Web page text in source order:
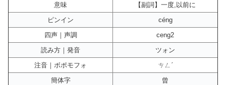
意味
【副詞】一度,以前に
ピンイン
céng
四声｜声調
ceng2
読み方｜発音
ツォン
注音｜ボポモフォ
ㄘㄥˊ
簡体字
曾